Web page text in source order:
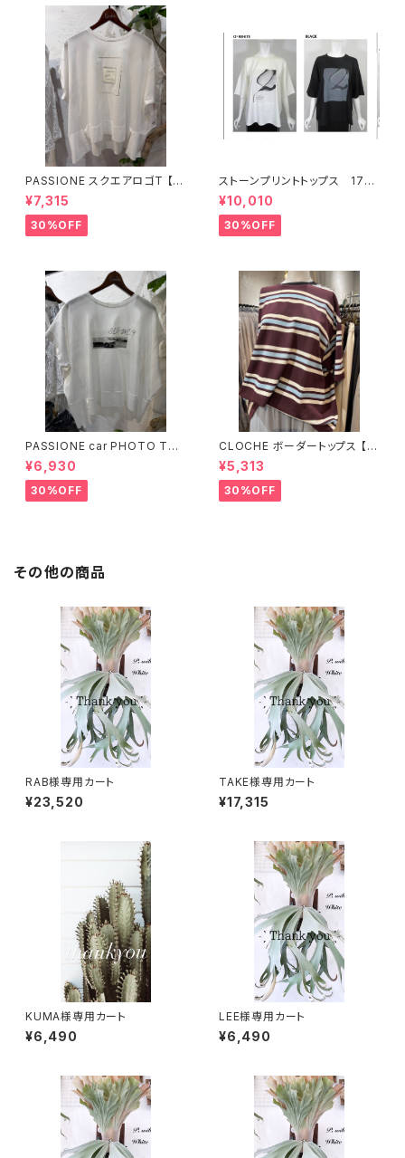
PASSIONE スクエアロゴT 【6
26938】
¥7,315
30%OFF
ストーンプリントトップス 176
34
¥10,010
30%OFF
PASSIONE car PHOTO Tシ
ャツ 【626939】
¥6,930
30%OFF
CLOCHE ボーダートップス 【6
12-85776】
¥5,313
30%OFF
その他の商品
RAB様専用カート
¥23,520
TAKE様専用カート
¥17,315
KUMA様専用カート
¥6,490
LEE様専用カート
¥6,490